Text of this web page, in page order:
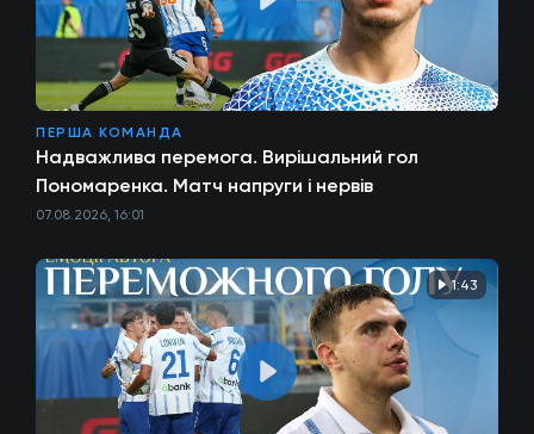
ПЕРША КОМАНДА
Надважлива перемога. Вирішальний гол
Пономаренка. Матч напруги і нервів
07.08.2026, 16:01
1:43